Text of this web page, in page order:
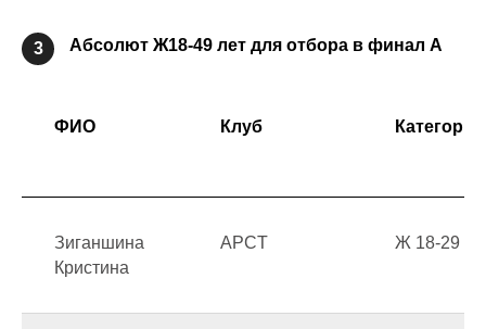
3 Абсолют Ж18-49 лет для отбора в финал А
ФИО Клуб Категория
Зиганшина
Кристина
APCT Ж 18-29